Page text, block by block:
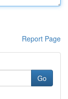
Report Page
Go